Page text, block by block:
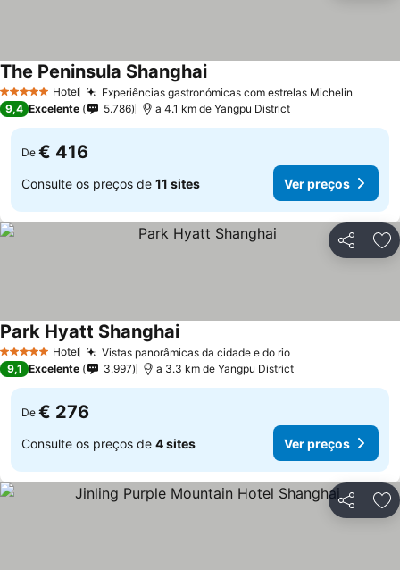
5 Estrelas Hotel Experiências gastronómicas com estrelas Michelin
The Peninsula ShanghaiVer preços
9,4 Excelente 5.786 a 4.1 km de Yangpu District
De € 416
Consulte os preços de 11 sites Ver preços
Partilhar
5 Estrelas Hotel Vistas panorâmicas da cidade e do rioVer preços
Park Hyatt ShanghaiVer preços
9,1 Excelente 3.997 a 3.3 km de Yangpu District
De € 276
Consulte os preços de 4 sites Ver preços
Partilhar